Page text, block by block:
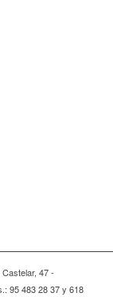
47 -
95 483 28 37 y 618